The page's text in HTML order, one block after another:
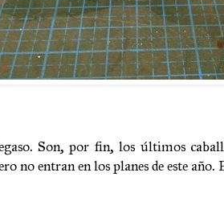
Son, por fin, los últimos
no entran en los planes de este